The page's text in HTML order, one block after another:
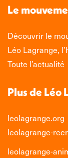
fenêtrefenêtrefenêtre
Le
Découvrir le
Léo Lagrange,
Toute l’actualité
Plus de Léo
leolagrange.org
leolagrange-
leolagrange-